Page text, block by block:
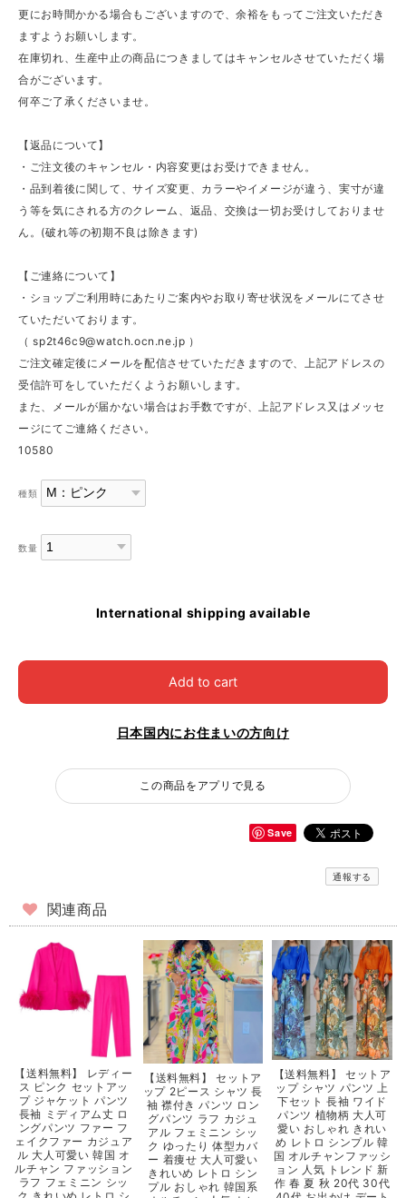
更にお時間かかる場合もございますので、余裕をもってご注文いただき
ますようお願いします。
在庫切れ、生産中止の商品につきましてはキャンセルさせていただく場
合がございます。
何卒ご了承くださいませ。
【返品について】
・ご注文後のキャンセル・内容変更はお受けできません。
・品到着後に関して、サイズ変更、カラーやイメージが違う、実寸が違
う等を気にされる方のクレーム、返品、交換は一切お受けしておりませ
ん。(破れ等の初期不良は除きます)
【ご連絡について】
・ショップご利用時にあたりご案内やお取り寄せ状況をメールにてさせ
ていただいております。
（sp2t46c9@watch.ocn.ne.jp ）
ご注文確定後にメールを配信させていただきますので、上記アドレスの
受信許可をしていただくようお願いします。
また、メールが届かない場合はお手数ですが、上記アドレス又はメッセ
ージにてご連絡ください。
10580
種類
数量
International shipping available
Add to cart
日本国内にお住まいの方向け
この商品をアプリで見る
Save
通報する
関連商品
【送料無料】 レディー
ス ピンク セットアッ
プ ジャケット パンツ
長袖 ミディアム丈 ロ
ングパンツ ファー フ
ェイクファー カジュア
ル 大人可愛い 韓国 オ
ルチャン ファッション
ラフ フェミニン シッ
【送料無料】 セットア
ップ 2ピース シャツ 長
袖 襟付き パンツ ロン
グパンツ ラフ カジュ
アル フェミニン シッ
ク ゆったり 体型カバ
ー 着痩せ 大人可愛い
きれいめ レトロ シン
プル おしゃれ 韓国系
【送料無料】 セットア
ップ シャツ パンツ 上
下セット 長袖 ワイド
パンツ 植物柄 大人可
愛い おしゃれ きれい
め レトロ シンプル 韓
国 オルチャンファッシ
ョン 人気 トレンド 新
作 春 夏 秋 20代 30代